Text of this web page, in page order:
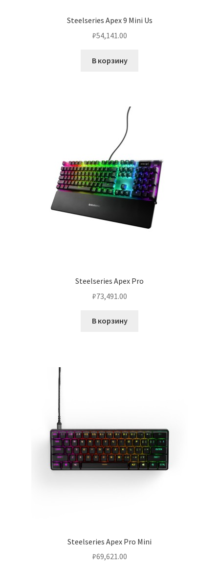
Steelseries Apex 9 Mini Us
₽54,141.00
В корзину
Steelseries Apex Pro
₽73,491.00
В корзину
Steelseries Apex Pro Mini
₽69,621.00